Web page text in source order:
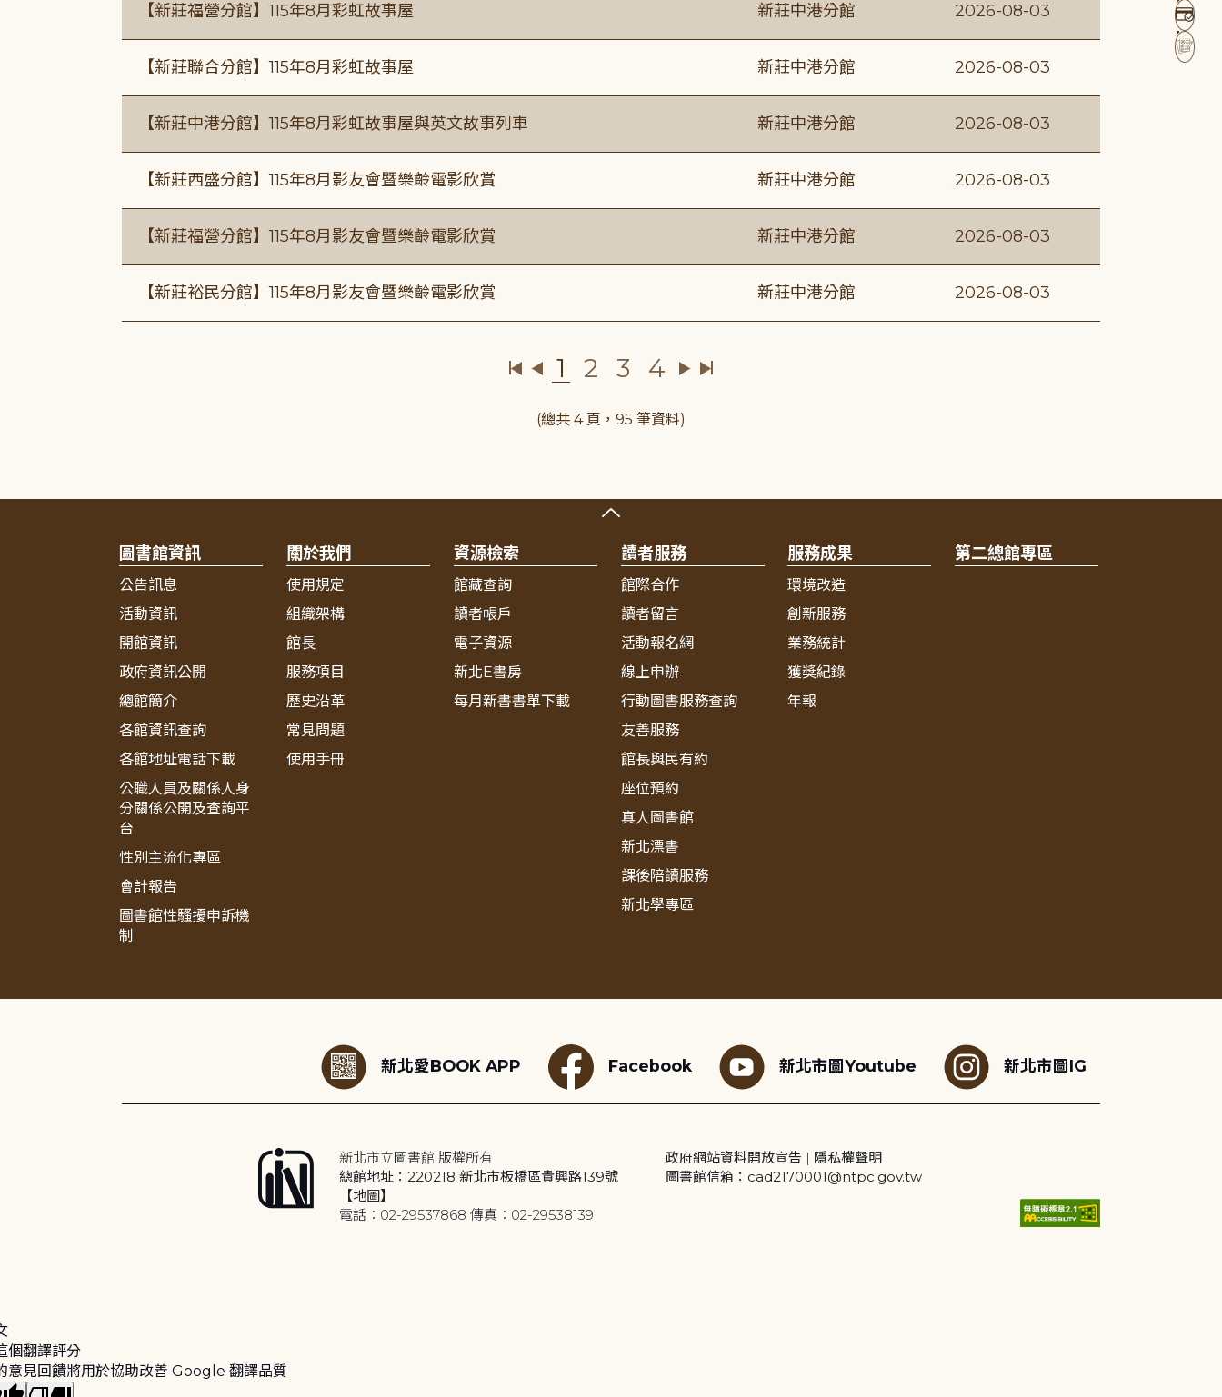
【新莊福營分館】115年8月彩虹故事屋 新莊中港分館 2026-08-03
【新莊聯合分館】115年8月彩虹故事屋 新莊中港分館 2026-08-03
【新莊中港分館】115年8月彩虹故事屋與英文故事列車 新莊中港分館 2026-08-03
【新莊西盛分館】115年8月影友會暨樂齡電影欣賞 新莊中港分館 2026-08-03
【新莊福營分館】115年8月影友會暨樂齡電影欣賞 新莊中港分館 2026-08-03
【新莊裕民分館】115年8月影友會暨樂齡電影欣賞 新莊中港分館 2026-08-03
1 2 3 4
(總共 4 頁，95 筆資料)
圖書館資訊
公告訊息
活動資訊
開館資訊
政府資訊公開
總館簡介
各館資訊查詢
各館地址電話下載
公職人員及關係人身
分關係公開及查詢平
台
性別主流化專區
會計報告
圖書館性騷擾申訴機
制
關於我們
使用規定
組織架構
館長
服務項目
歷史沿革
常見問題
使用手冊
資源檢索
館藏查詢
讀者帳戶
電子資源
新北E書房
每月新書書單下載
讀者服務
館際合作
讀者留言
活動報名網
線上申辦
行動圖書服務查詢
友善服務
館長與民有約
座位預約
真人圖書館
新北漂書
課後陪讀服務
新北學專區
服務成果
環境改造
創新服務
業務統計
獲獎紀錄
年報
第二總館專區
新北愛BOOK APP Facebook 新北市圖Youtube 新北市圖IG
新北市立圖書館 版權所有
總館地址：220218 新北市板橋區貴興路139號
【地圖】
電話：02-29537868 傳真：02-29538139
政府網站資料開放宣告 | 隱私權聲明
圖書館信箱：cad2170001@ntpc.gov.tw
個翻譯評分
意見回饋將用於協助改善 Google 翻譯品質